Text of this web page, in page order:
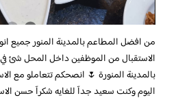
من افضل المطاعم بالمدينة المنور جميع
الاستقبال من الموظفين داخل المحل شئ
بالمدينة المنورة 🌷 انصحكم تتعاملو مع
اليوم وكنت سعيد جدآ للغايه شكرآ حسن